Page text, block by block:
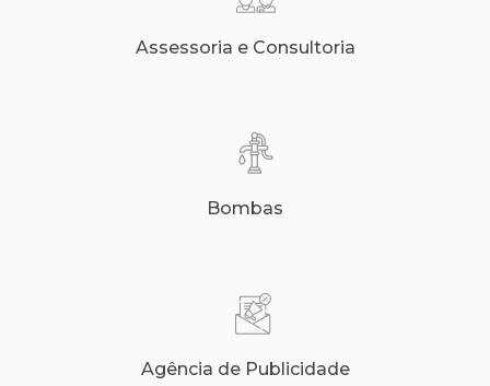
Assessoria e Consultoria
Bombas
Agência de Publicidade